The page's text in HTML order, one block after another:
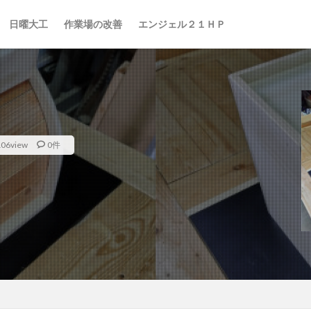
日曜大工 作業場の改善 エンジェル２１ＨＰ
0件